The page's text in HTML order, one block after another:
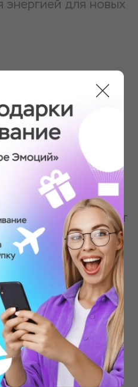
энергией для новых
идеальный
Подарите
впечатлений, где
то, что ему по
класс или полет в
вариант
котором просто
для подарков ?
всегда найдёте,
на день
Новый год 2025
настроения